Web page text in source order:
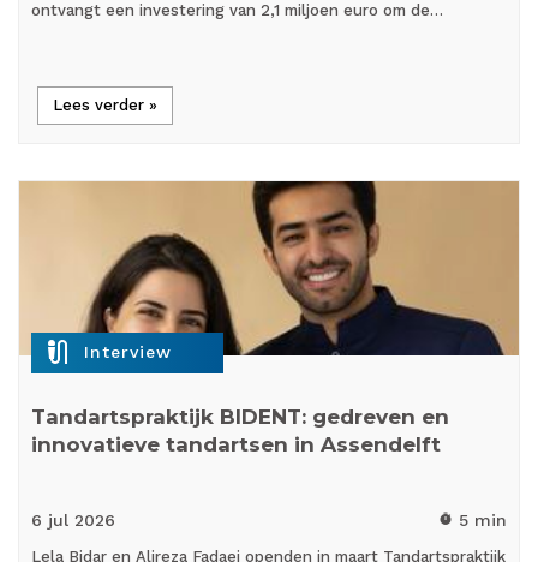
ontvangt een investering van 2,1 miljoen euro om de…
Lees verder »
mic_external_on Interview
Tandartspraktijk BIDENT: gedreven en
innovatieve tandartsen in Assendelft
6 jul 2026 timer 5 min
Lela Bidar en Alireza Fadaei openden in maart Tandartspraktijk